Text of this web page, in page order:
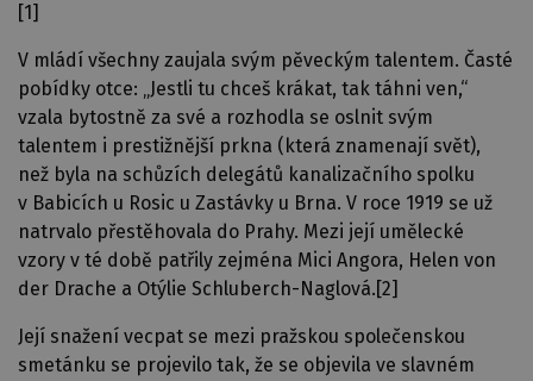
[1]
V mládí všechny zaujala svým pěveckým talentem. Časté
pobídky otce: „Jestli tu chceš krákat, tak táhni ven,“
vzala bytostně za své a rozhodla se oslnit svým
talentem i prestižnější prkna (která znamenají svět),
než byla na schůzích delegátů kanalizačního spolku
v Babicích u Rosic u Zastávky u Brna. V roce 1919 se už
natrvalo přestěhovala do Prahy. Mezi její umělecké
vzory v té době patřily zejména Mici Angora, Helen von
der Drache a Otýlie Schluberch-Naglová.[2]
Její snažení vecpat se mezi pražskou společenskou
smetánku se projevilo tak, že se objevila ve slavném